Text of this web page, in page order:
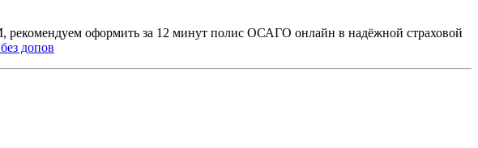
оформить за 12 минут полис ОСАГО онлайн в надёжной страховой
допов